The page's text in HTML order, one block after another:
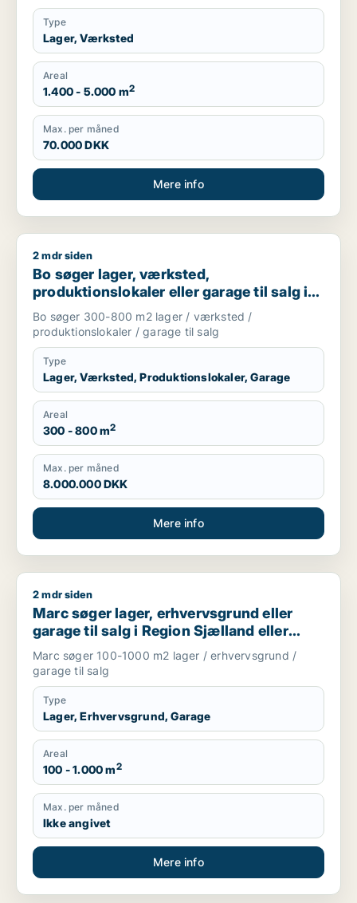
Type
Lager, Værksted
Areal
1.400 - 5.000 m2
Max. per måned
70.000 DKK
Mere info
Bo søger lager, værksted, produktionslokaler eller garage
2 mdr siden
Bo søger lager, værksted,
produktionslokaler eller garage til salg i
Nordsjælland
Bo søger 300-800 m2 lager / værksted /
produktionslokaler / garage til salg
Type
Lager, Værksted, Produktionslokaler, Garage
Areal
300 - 800 m2
Max. per måned
8.000.000 DKK
Mere info
Marc søger lager, erhvervsgrund eller garage til salg i
2 mdr siden
Marc søger lager, erhvervsgrund eller
garage til salg i Region Sjælland eller
Nordsjælland
Marc søger 100-1000 m2 lager / erhvervsgrund /
garage til salg
Type
Lager, Erhvervsgrund, Garage
Areal
100 - 1.000 m2
Max. per måned
Ikke angivet
Mere info